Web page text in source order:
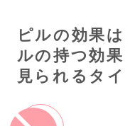
ピルの効果
ルの持つ効
見られるタ